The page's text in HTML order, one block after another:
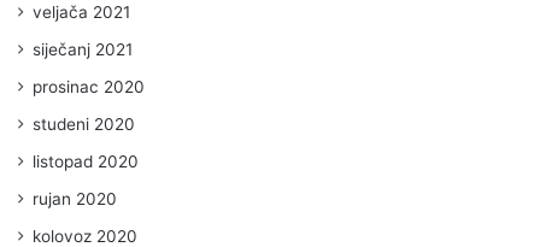
veljača 2021
siječanj 2021
prosinac 2020
studeni 2020
listopad 2020
rujan 2020
kolovoz 2020